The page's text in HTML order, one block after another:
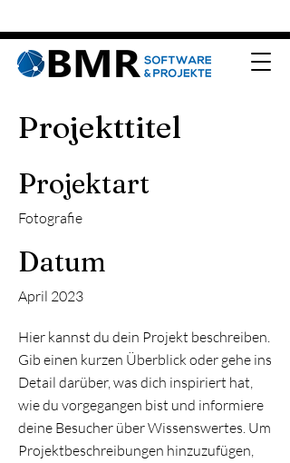
Projekttitel
Projektart
Fotografie
Datum
April 2023
Hier kannst du dein Projekt beschreiben.
Gib einen kurzen Überblick oder gehe ins
Detail darüber, was dich inspiriert hat,
wie du vorgegangen bist und informiere
deine Besucher über Wissenswertes. Um
Projektbeschreibungen hinzuzufügen,